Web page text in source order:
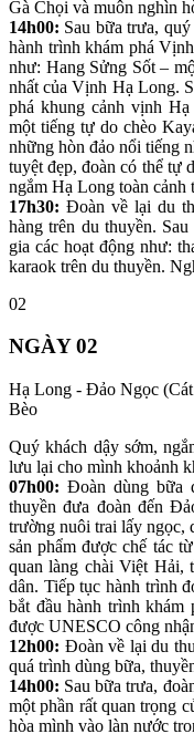
Gà Chọi và muôn nghìn
14h00: Sau bữa trưa,
hành trình khám phá
như: Hang Sửng Sốt –
nhất của Vịnh Hạ Long.
phá khung cảnh vịnh
một tiếng tự do chèo
những hòn đảo nổi tiếng
tuyệt đẹp, đoàn có thể tự
ngắm Hạ Long toàn cảnh
17h30: Đoàn về lại du
hàng trên du thuyền.
gia các hoạt động như:
karaok trên du thuyền.
02
NGÀY 02
Hạ Long - Đảo Ngọc
Bèo
Quý khách dậy sớm,
lưu lại cho mình khoảnh
07h00: Đoàn dùng bữa
thuyền đưa đoàn đến
trường nuôi trai lấy ngọc,
sản phẩm được chế tác
quan làng chài Việt Hải,
dân. Tiếp tục hành trình
bắt đầu hành trình
được UNESCO công
12h00: Đoàn về lại du
quá trình dùng bữa,
14h00: Sau bữa trưa,
một phần rất quan trọng
hòa mình vào làn nước